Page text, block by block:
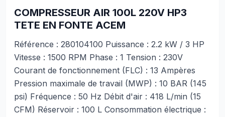
COMPRESSEUR AIR 100L 220V HP3
TETE EN FONTE ACEM
Référence : 280104100 Puissance : 2.2 kW / 3 HP
Vitesse : 1500 RPM Phase : 1 Tension : 230V
Courant de fonctionnement (FLC) : 13 Ampères
Pression maximale de travail (MWP) : 10 BAR (145
psi) Fréquence : 50 Hz Débit d'air : 418 L/min (15
CFM) Réservoir : 100 L Consommation électrique :